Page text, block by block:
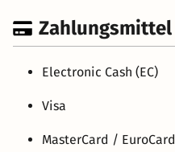
Zahlungsmittel
Electronic Cash (EC)
Visa
MasterCard / EuroCard